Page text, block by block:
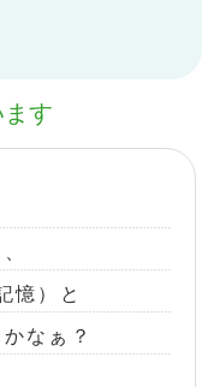
す
憶）と
なぁ？